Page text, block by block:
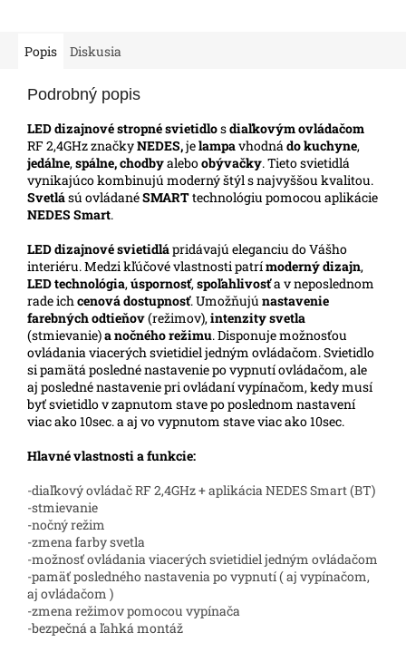
Popis Diskusia
Podrobný popis
LED dizajnové stropné svietidlosdiaľkovým ovládačom
RF 2,4GHz značkyNEDES,jelampavhodnádo kuchyne,
jedálne,spálne, chodbyaleboobývačky. Tieto svietidlá
vynikajúco kombinujú moderný štýl s najvyššou kvalitou.
Svetlású ovládanéSMARTtechnológiu pomocou aplikácie
NEDES Smart.
LEDdizajnové svietidlápridávajú eleganciu do Vášho
interiéru. Medzi kľúčové vlastnosti patrímoderný dizajn,
LED technológia,úspornosť,spoľahlivosťa v neposlednom
rade ichcenová dostupnosť. Umožňujú nastavenie
farebných odtieňov(režimov),intenzity svetla
(stmievanie)a nočného režimu. Disponuje možnosťou
ovládania viacerých svietidiel jedným ovládačom. Svietidlo
si pamätá posledné nastavenie po vypnutí ovládačom, ale
aj posledné nastavenie pri ovládaní vypínačom, kedy musí
byť svietidlo v zapnutom stave po poslednom nastavení
viac ako 10sec. a aj vo vypnutom stave viac ako 10sec.
Hlavné vlastnosti a funkcie:
-diaľkový ovládač RF 2,4GHz + aplikácia NEDES Smart (BT)
-stmievanie
-nočný režim
-zmena farby svetla
-možnosť ovládania viacerých svietidiel jedným ovládačom
-pamäť posledného nastavenia po vypnutí ( aj vypínačom,
aj ovládačom )
-zmena režimov pomocou vypínača
-bezpečná a ľahká montáž